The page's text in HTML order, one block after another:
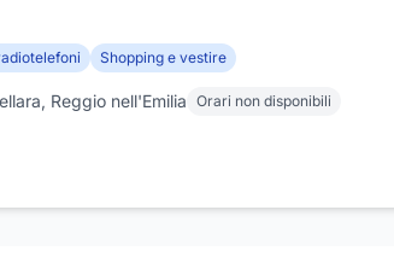
Shopping e vestire
Reggio nell'Emilia Orari non disponibili